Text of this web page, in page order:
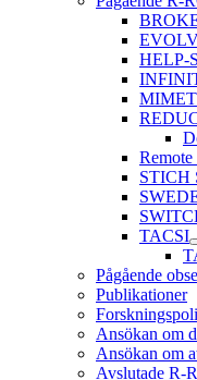
HELP-
MIMET
Remote
STICH
TACSI
Pågående
Publikationer
Ansökan om
Ansökan om
Avslutade R-